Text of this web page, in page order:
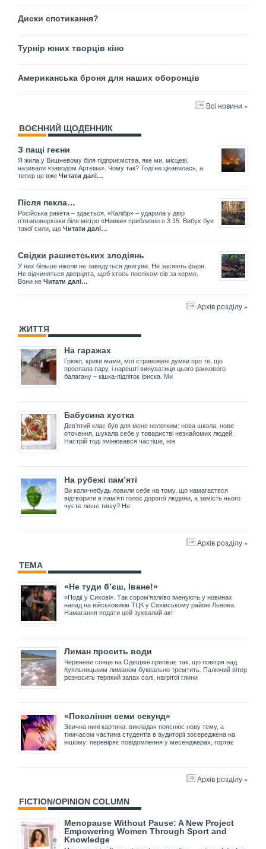
Диски спотикання?
Турнір юних творців кіно
Американська броня для наших оборонців
Всі новини »
ВОЄННИЙ ЩОДЕННИК
З пащі геєни
Я жила у Вишневому біля підприємства, яке ми, місцеві,
називали «заводом Артема». Чому так? Тоді не цікавилась, а
тепер це вже Читати далі…
Після пекла…
Російська ракета – здається, «Калібр» – ударила у двір
пʼятиповерхівки біля метро «Нивки» приблизно о 3.15. Вибух був
такої сили, що Читати далі…
Свідки рашистських злодіянь
У них більше ніколи не заведуться двигуни. Не засяють фари.
Не відчиняться дверцята, щоб хтось поспіхом сів за кермо.
Вони не Читати далі…
Архів розділу »
ЖИТТЯ
На гаражах
Грюкіт, крики мами, мої стривожені думки про те, що
проспала пару, і нарешті винуватиця цього ранкового
балагану – кішка-підліток Іриска. Ми
Бабусина хустка
Дев’ятий клас був для мене нелегким: нова школа, нове
оточення, шукала себе у товаристві незнайомих людей.
Настрій тоді змінювався частіше, ніж
На рубежі пам’яті
Ви коли-небудь ловили себе на тому, що намагаєтеся
відтворити в пам’яті голос дорогої людини, а замість нього
чуєте лише тишу? Не
Архів розділу »
ТЕМА
«Не туди б’єш, Іване!»
«Події у Сихові». Так сором’язливо іменують у новинах
напад на військовиків ТЦК у Сихівському районі Львова.
Намагання подати цей зухвалий акт
Лиман просить води
Червневе сонце на Одещині припікає так, що повітря над
Куяльницьким лиманом буквально тремтить. Палючий вітер
розносить терпкий запах солі, нагрітої глини
«Покоління семи секунд»
Звична нині картина: викладач пояснює нову тему, а
тимчасом частина студентів в аудиторії зосереджена на
іншому: перевіряє повідомлення у месенджерах, гортає
Архів розділу »
FICTION/OPINION COLUMN
Menopause Without Pause: A New Project
Empowering Women Through Sport and
Knowledge